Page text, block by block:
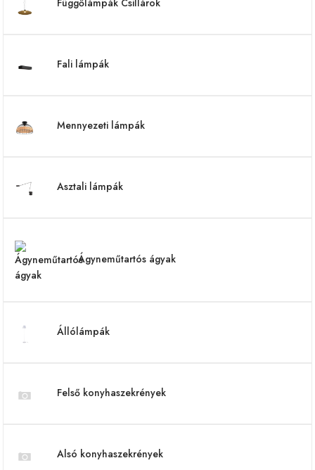
Függőlámpák Csillárok
Fali lámpák
Mennyezeti lámpák
Asztali lámpák
Ágyneműtartós ágyak
Állólámpák
Felső konyhaszekrények
Alsó konyhaszekrények